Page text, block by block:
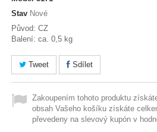
Stav Nové
Původ: CZ
Balení: ca. 0,5 kg
Tweet Sdílet
Zakoupením tohoto produktu
obsah Vašeho košíku získáte
převedeny na slevový kupón v